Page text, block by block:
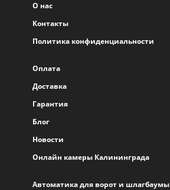
О нас
Контакты
Политика конфиденциальности
Оплата
Доставка
Гарантия
Блог
Новости
Онлайн камеры Калининграда
Автоматика для ворот и шлагбаумы